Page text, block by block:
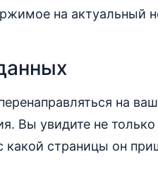
на актуальный
на
Вы увидите не
какой страницы он